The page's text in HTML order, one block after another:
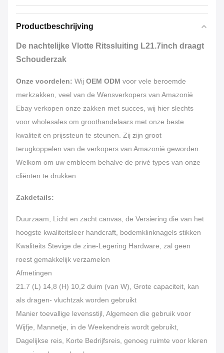
Productbeschrijving
De nachtelijke Vlotte Ritssluiting L21.7inch draagt
Schouderzak
Onze voordelen: Wij OEM ODM voor vele beroemde
merkzakken, veel van de Wensverkopers van Amazonië
Ebay verkopen onze zakken met succes, wij hier slechts
voor wholesales om groothandelaars met onze beste
kwaliteit en prijssteun te steunen. Zij zijn groot
terugkoppelen van de verkopers van Amazonië geworden.
Welkom om uw embleem behalve de privé types van onze
cliënten te drukken.
Zakdetails:
Duurzaam, Licht en zacht canvas, de Versiering die van het
hoogste kwaliteitsleer handcraft, bodemklinknagels stikken
Kwaliteits Stevige de zine-Legering Hardware, zal geen
roest gemakkelijk verzamelen
Afmetingen
21.7 (L) 14,8 (H) 10,2 duim (van W), Grote capaciteit, kan
als dragen- vluchtzak worden gebruikt
Manier toevallige levensstijl, Algemeen die gebruik voor
Wijfje, Mannetje, in de Weekendreis wordt gebruikt,
Dagelijkse reis, Korte Bedrijfsreis, genoeg ruimte voor kleren